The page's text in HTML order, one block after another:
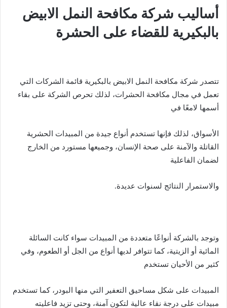
أساليب شركة مكافحة النمل الابيض
بالبكيرية للقضاء على الحشرة
تتصدر شركة مكافحة النمل الابيض بالبكيرية قائمة الشركات التي
تعمل في مجال مكافحة الحشرات، لذلك تحرص الشركة على بقاء
أسمها لامعًا في
الأسواق، لذلك فإنها تستخدم أنواع جيدة من المبيدات الحشرية
القاتلة والآمنة على صحة الإنسان، وجميعها مستورد من الخارج
لضمان الفاعلية
والاستمرار النتائج لسنوات عديدة.
وتوجد بالشركة أنواعًا متعددة من المبيدات سواء كانت السائلة
المائية أو الزيتية، كما تتوافر لديها أنواع من الجل أو الطعوم، وفي
كثير من الأحيان تستخدم
المبيدات على شكل مساحيق التعفير التي منها البودر، كما تستخدم
مبيدات على درجة نقاء عالية لتكون آمنة، وحتى تزيد فاعليته